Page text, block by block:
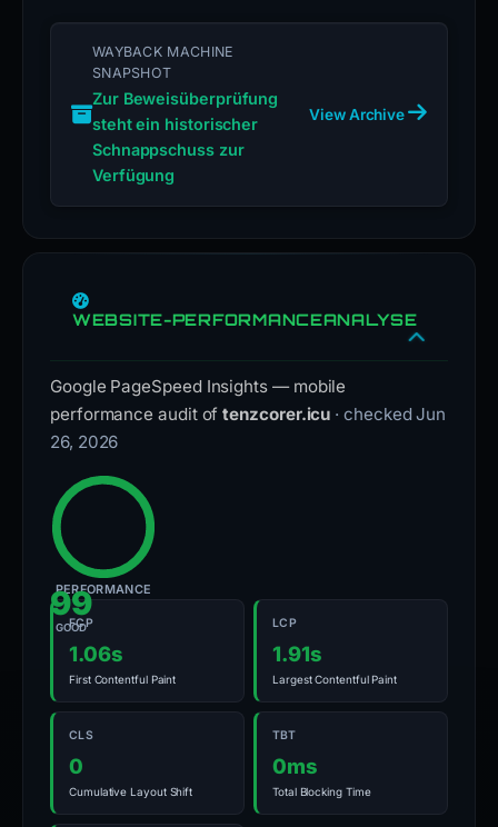
WAYBACK MACHINE
SNAPSHOT
Zur Beweisüberprüfung
steht ein historischer
Schnappschuss zur
Verfügung
View Archive
WEBSITE-PERFORMANCEANALYSE
Google PageSpeed Insights — mobile
performance audit oftenzcorer.icu · checked Jun
26, 2026
99
GOOD
PERFORMANCE
FCP
1.06s
First Contentful Paint
LCP
1.91s
Largest Contentful Paint
CLS
0
Cumulative Layout Shift
TBT
0ms
Total Blocking Time